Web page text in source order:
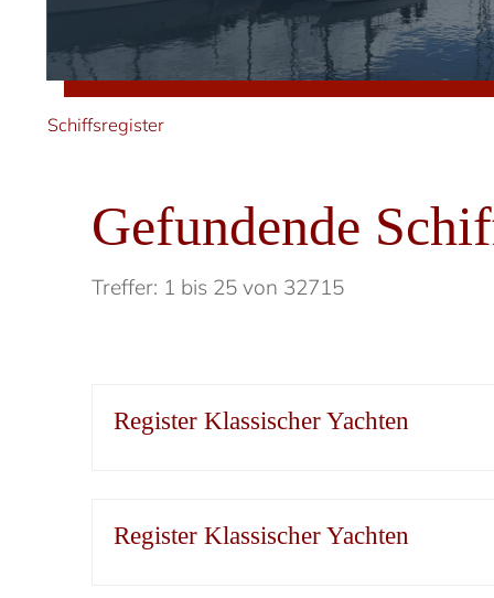
Schiffsregister
Gefundende
Treffer: 1 bis 25 von 32715
Register Klassischer Yachten
Register Klassischer Yachten